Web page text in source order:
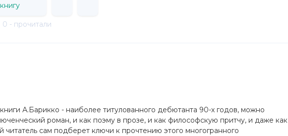
0 - прочитали
А.Барикко - наиболее титулованного дебютанта 90-х годов, можно
роман, и как поэму в прозе, и как философскую притчу, и даже как
читатель сам подберет ключи к прочтению этого многогранного